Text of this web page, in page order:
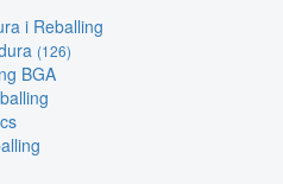
i Reballing
(126)
BGA